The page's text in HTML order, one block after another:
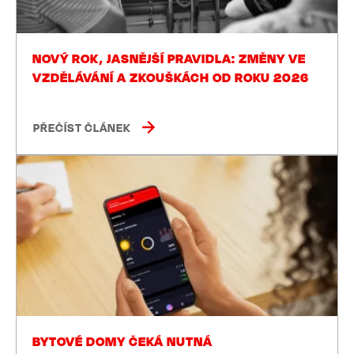
NOVÝ ROK, JASNĚJŠÍ PRAVIDLA: ZMĚNY VE
VZDĚLÁVÁNÍ A ZKOUŠKÁCH OD ROKU 2026
PŘEČÍST ČLÁNEK
BYTOVÉ DOMY ČEKÁ NUTNÁ